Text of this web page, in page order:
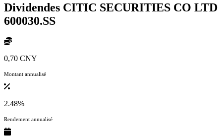
Dividendes CITIC SECURITIES CO LTD
600030.SS
0,70 CNY
Montant annualisé
2.48%
Rendement annualisé